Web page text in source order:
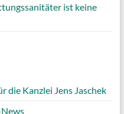
ist keine
die Kanzlei Jens Jaschek